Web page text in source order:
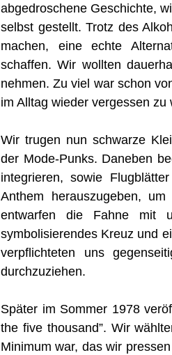
abgedroschene Geschichte,
selbst gestellt. Trotz des
machen, eine echte
schaffen. Wir wollten
nehmen. Zu viel war schon
im Alltag wieder vergessen zu
Wir trugen nun schwarze
der Mode-Punks. Daneben
integrieren, sowie
Anthem herauszugeben,
entwarfen die Fahne mit
symbolisierendes Kreuz und
verpflichteten uns
durchzuziehen.
Später im Sommer 1978
the five thousand”. Wir
Minimum war, das wir